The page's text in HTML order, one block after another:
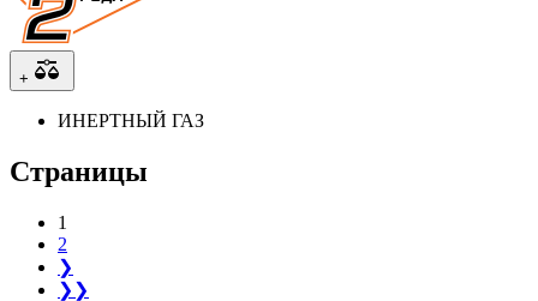
+
ИНЕРТНЫЙ ГАЗ
Страницы
1
2
❯
❯❯